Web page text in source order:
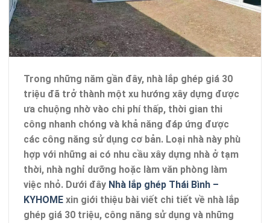
Trong những năm gần đây, nhà lắp ghép giá 30
triệu đã trở thành một xu hướng xây dựng được
ưa chuộng nhờ vào chi phí thấp, thời gian thi
công nhanh chóng và khả năng đáp ứng được
các công năng sử dụng cơ bản. Loại nhà này phù
hợp với những ai có nhu cầu xây dựng nhà ở tạm
thời, nhà nghỉ dưỡng hoặc làm văn phòng làm
việc nhỏ. Dưới đây Nhà lắp ghép Thái Bình –
KYHOME xin giới thiệu bài viết chi tiết về nhà lắp
ghép giá 30 triệu, công năng sử dụng và những